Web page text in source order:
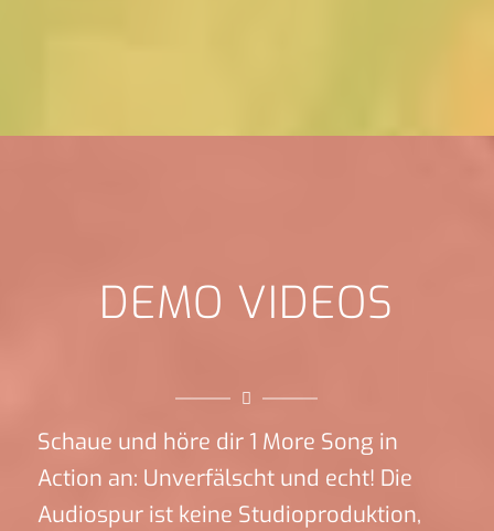
DEMO VIDEOS
Schaue und höre dir 1 More Song in
Action an: Unverfälscht und echt! Die
Audiospur ist keine Studioproduktion,